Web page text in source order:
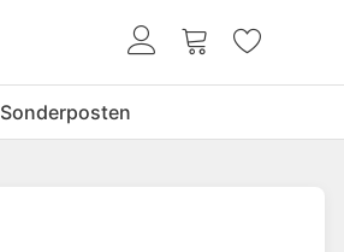
Sonderposten